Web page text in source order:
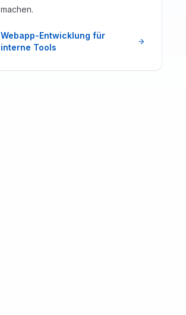
machen.
Webapp-Entwicklung für
interne Tools